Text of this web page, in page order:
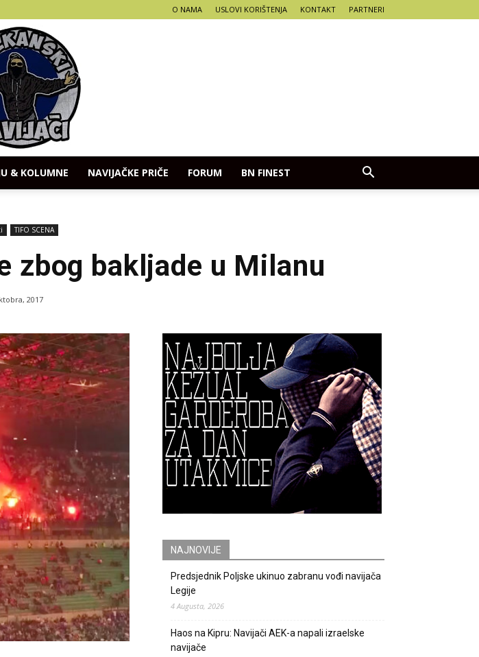
O NAMA USLOVI KORIŠTENJA KONTAKT PARTNERI
& KOLUMNE NAVIJAČKE PRIČE FORUM BN FINEST
TIFO SCENA
zbog bakljade u Milanu
2017
NAJNOVIJE
Predsjednik Poljske ukinuo zabranu vođi navijača
Legije
4 Augusta, 2026
Haos na Kipru: Navijači AEK-a napali izraelske
navijače